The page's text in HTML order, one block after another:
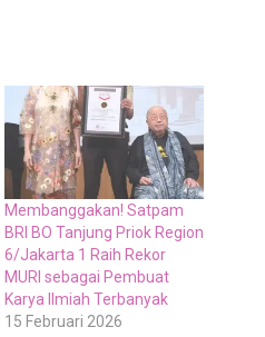
Membanggakan! Satpam
BRI BO Tanjung Priok Region
6/Jakarta 1 Raih Rekor
MURI sebagai Pembuat
Karya Ilmiah Terbanyak
15 Februari 2026